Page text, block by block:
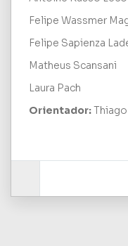
Felipe Wassmer
Felipe Sapienza
Matheus Scansani
Laura Pach
Orientador: